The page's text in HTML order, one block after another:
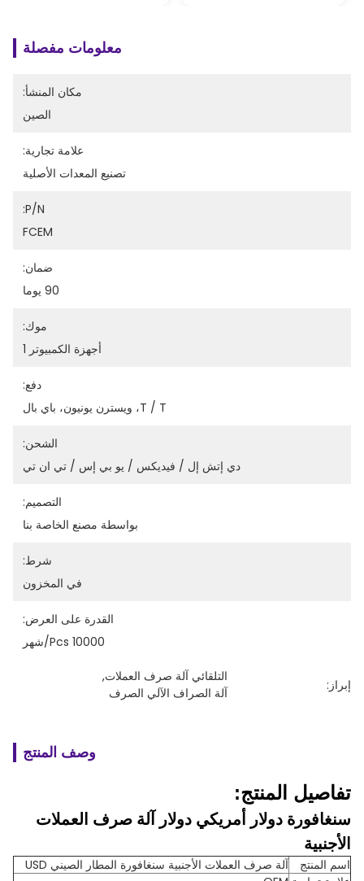
معلومات مفصلة
مكان المنشأ:
الصين
علامة تجارية:
تصنيع المعدات الأصلية
P/N:
FCEM
ضمان:
90 يوما
موك:
أجهزة الكمبيوتر 1
دفع:
T / T، ويسترن يونيون، باي بال
الشحن:
دي إتش إل / فيديكس / يو بي إس / تي ان تي
التصميم:
بواسطة مصنع الخاصة بنا
شرط:
في المخزون
القدرة على العرض:
10000 Pcs/شهر
إبراز:
التلقائي آلة صرف العملات,
آلة الصراف الآلي الصرف
وصف المنتج
تفاصيل المنتج:
سنغافورة دولار أمريكي دولار آلة صرف العملات
الأجنبية
اسم المنتج
آلة صرف العملات الأجنبية سنغافورة المطار الصيني USD